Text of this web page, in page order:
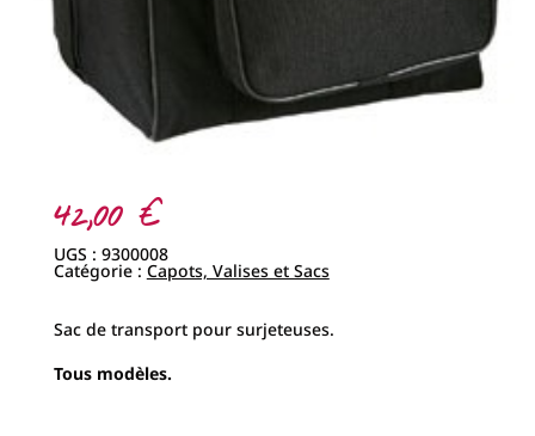
42,00 €
UGS : 9300008
Catégorie : Capots, Valises et Sacs
Sac de transport pour surjeteuses.
Tous modèles.